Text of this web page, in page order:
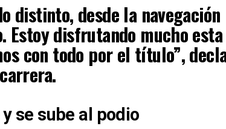
distinto, desde la navegación
Estoy disfrutando mucho esta
con todo por el título”,
se sube al podio